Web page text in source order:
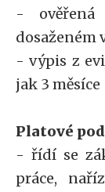
-
dosaženém
- výpis z
jak 3 měsíce
Platové
- řídí se
práce,